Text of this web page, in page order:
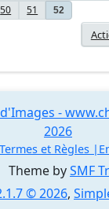
50 51 52
Theme bySMF
© 2026,
-
2026
Termes et Règles